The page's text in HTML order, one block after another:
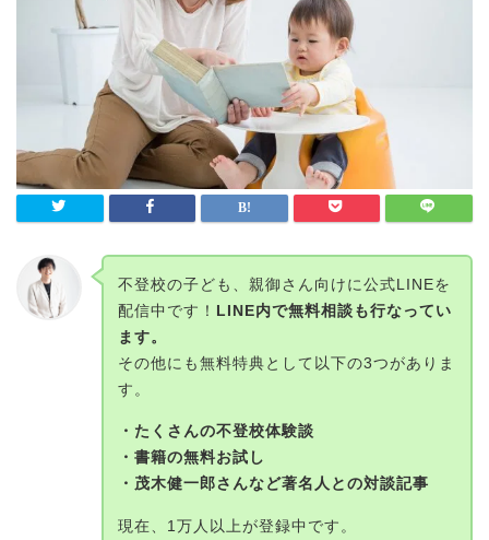
不登校の子ども、親御さん向けに公式LINEを
配信中です！ LINE内で無料相談も行なってい
ます。
その他にも無料特典として以下の3つがありま
す。
・たくさんの不登校体験談
・書籍の無料お試し
・茂木健一郎さんなど著名人との対談記事
現在、1万人以上が登録中です。